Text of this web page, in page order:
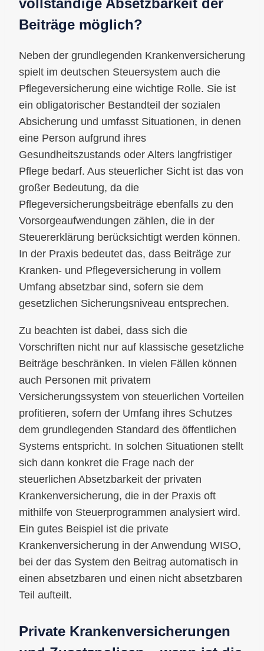
vollständige Absetzbarkeit der
Beiträge möglich?
Neben der grundlegenden Krankenversicherung
spielt im deutschen Steuersystem auch die
Pflegeversicherung eine wichtige Rolle. Sie ist
ein obligatorischer Bestandteil der sozialen
Absicherung und umfasst Situationen, in denen
eine Person aufgrund ihres
Gesundheitszustands oder Alters langfristiger
Pflege bedarf. Aus steuerlicher Sicht ist das von
großer Bedeutung, da die
Pflegeversicherungsbeiträge ebenfalls zu den
Vorsorgeaufwendungen zählen, die in der
Steuererklärung berücksichtigt werden können.
In der Praxis bedeutet das, dass Beiträge zur
Kranken- und Pflegeversicherung in vollem
Umfang absetzbar sind, sofern sie dem
gesetzlichen Sicherungsniveau entsprechen.
Zu beachten ist dabei, dass sich die
Vorschriften nicht nur auf klassische gesetzliche
Beiträge beschränken. In vielen Fällen können
auch Personen mit privatem
Versicherungssystem von steuerlichen Vorteilen
profitieren, sofern der Umfang ihres Schutzes
dem grundlegenden Standard des öffentlichen
Systems entspricht. In solchen Situationen stellt
sich dann konkret die Frage nach der
steuerlichen Absetzbarkeit der privaten
Krankenversicherung, die in der Praxis oft
mithilfe von Steuerprogrammen analysiert wird.
Ein gutes Beispiel ist die private
Krankenversicherung in der Anwendung WISO,
bei der das System den Beitrag automatisch in
einen absetzbaren und einen nicht absetzbaren
Teil aufteilt.
Private Krankenversicherungen